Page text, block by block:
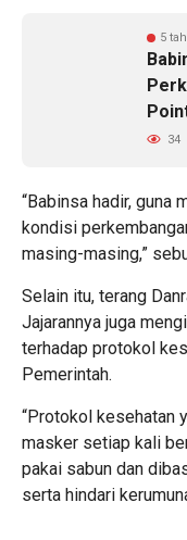
5
34
“Babinsa hadir, guna
kondisi
masing-masing,”
Selain itu, terang
Jajarannya juga
terhadap protokol
Pemerintah.
“Protokol kesehatan
masker setiap kali
pakai sabun dan
serta hindari